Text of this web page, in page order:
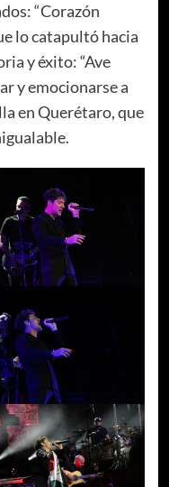
“Corazón
lo catapultó hacia
y éxito: “Ave
y emocionarse a
en Querétaro, que